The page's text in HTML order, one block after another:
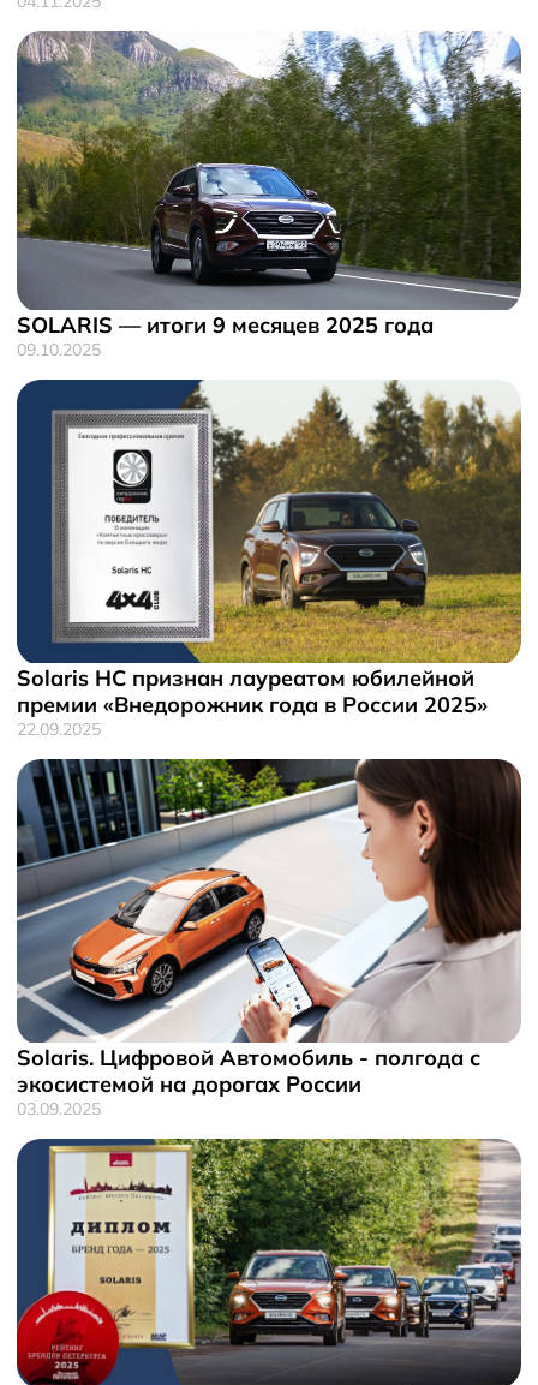
SOLARIS — итоги 9 месяцев 2025 года
09.10.2025
Solaris HC признан лауреатом юбилейной
премии «Внедорожник года в России 2025»
22.09.2025
Solaris. Цифровой Автомобиль - полгода с
экосистемой на дорогах России
03.09.2025